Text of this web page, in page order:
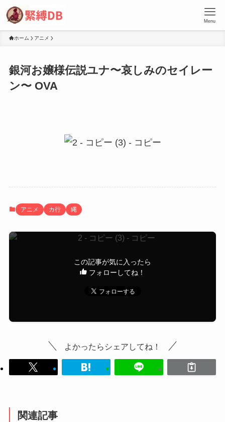
Menu
ホーム アニメ
銀河お嬢様伝説ユナ〜哀しみのセイレー
ン〜 OVA
アニメ カ行 縄
この記事が気に入ったら
フォローしてね！
よかったらシェアしてね！
関連記事